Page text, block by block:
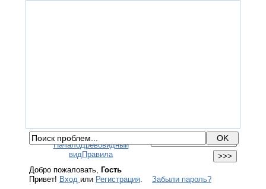
НачалоДревовидный
видПравила
Добро пожаловать, Гость
Привет! Вход или Регистрация. Забыли пароль?